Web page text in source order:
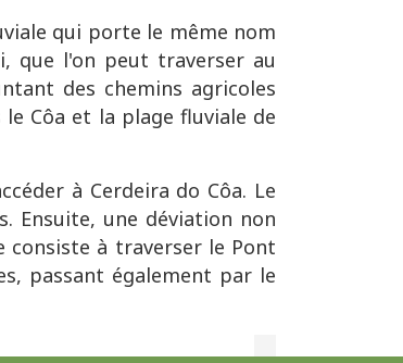
qui porte le même nom
que l'on peut traverser au
des chemins agricoles
Côa et la plage fluviale de
à Cerdeira do Côa. Le
Ensuite, une déviation non
consiste à traverser le Pont
passant également par le